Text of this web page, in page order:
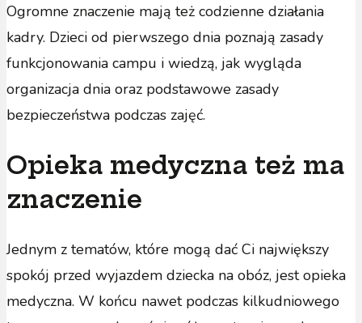
Ogromne znaczenie mają też codzienne działania
kadry. Dzieci od pierwszego dnia poznają zasady
funkcjonowania campu i wiedzą, jak wygląda
organizacja dnia oraz podstawowe zasady
bezpieczeństwa podczas zajęć.
Opieka medyczna też ma
znaczenie
Jednym z tematów, które mogą dać Ci największy
spokój przed wyjazdem dziecka na obóz, jest opieka
medyczna. W końcu nawet podczas kilkudniowego